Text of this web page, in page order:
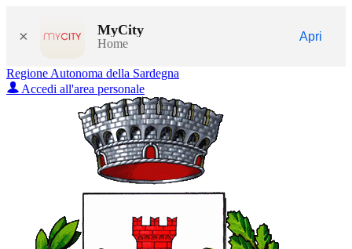
× MyCity
Home
Apri
Regione Autonoma della Sardegna
Accedi all'area personale